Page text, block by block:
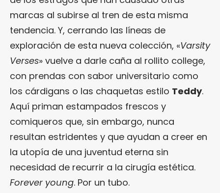
marcas al subirse al tren de esta misma
tendencia. Y, cerrando las líneas de
exploración de esta nueva colección, «Varsity
Verses» vuelve a darle caña al rollito college,
con prendas con sabor universitario como
los cárdigans o las chaquetas estilo Teddy.
Aquí priman estampados frescos y
comiqueros que, sin embargo, nunca
resultan estridentes y que ayudan a creer en
la utopía de una juventud eterna sin
necesidad de recurrir a la cirugía estética.
Forever young. Por un tubo.